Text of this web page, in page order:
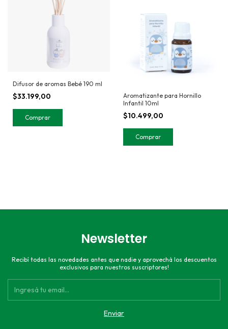
Difusor de aromas Bebé 190 ml
$33.199,00
Aromatizante para Hornillo
Infantil 10ml
$10.499,00
Newsletter
Recibí todas las novedades antes que nadie y aprovechá los descuentos
exclusivos para nuestros suscriptores!